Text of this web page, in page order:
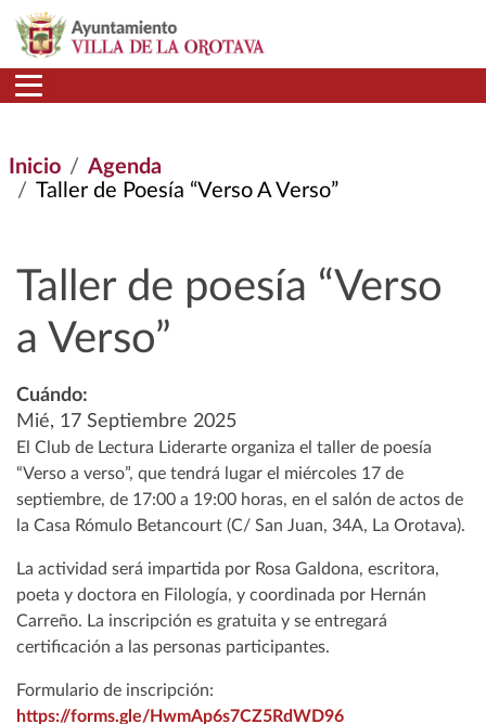
Pasar al contenido principal
Inicio
Agenda
Taller de Poesía “Verso A Verso”
Taller de poesía “Verso
a Verso”
Cuándo:
Mié, 17 Septiembre 2025
El Club de Lectura Liderarte organiza el taller de poesía
“Verso a verso”, que tendrá lugar el miércoles 17 de
septiembre, de 17:00 a 19:00 horas, en el salón de actos de
la Casa Rómulo Betancourt (C/ San Juan, 34A, La Orotava).
La actividad será impartida por Rosa Galdona, escritora,
poeta y doctora en Filología, y coordinada por Hernán
Carreño. La inscripción es gratuita y se entregará
certificación a las personas participantes.
Formulario de inscripción:
https://forms.gle/HwmAp6s7CZ5RdWD96